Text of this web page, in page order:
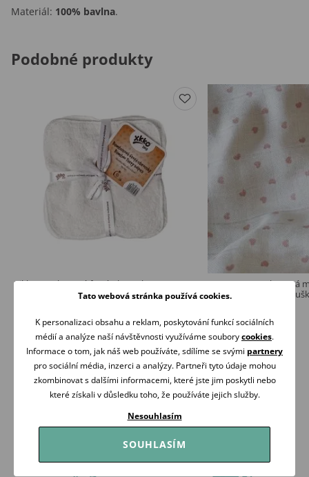
Materiál: 100% bavlna.
Podobné produkty
Kikko Bambusové froté ubrousky XKKO
BMB 21x21 Natural
Skladem
Koupit
NUUROO Bambusová
zavinovací plena /
Skladem
Koupit
Tato webová stránka používá cookies.
K personalizaci obsahu a reklam, poskytování funkcí sociálních
médií a analýze naší návštěvnosti využíváme souborycookies.
Informace o tom, jak náš web používáte, sdílíme se svými partnery
pro sociální média, inzerci a analýzy. Partneři tyto údaje mohou
zkombinovat s dalšími informacemi, které jste jim poskytli nebo
které získali v důsledku toho, že používáte jejich služby.
Nesouhlasím
SOUHLASÍM